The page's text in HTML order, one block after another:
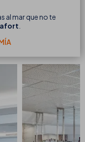
al mar que no te